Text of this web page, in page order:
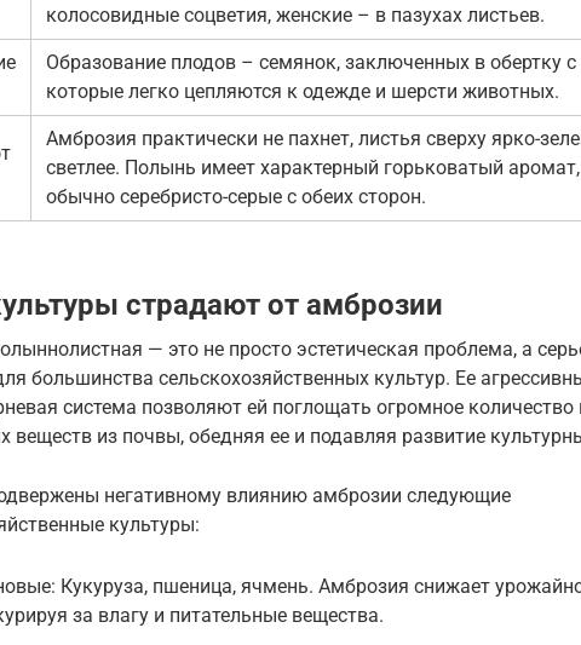
колосовидные соцветия, женские – в пазухах листьев.
Образование плодов – семянок, заключенных в обертку
которые легко цепляются к одежде и шерсти животных.
Амброзия практически не пахнет, листья сверху ярко-
светлее. Полынь имеет характерный горьковатый
обычно серебристо-серые с обеих сторон.
страдают от амброзии
— это не просто эстетическая проблема, а
большинства сельскохозяйственных культур. Ее
система позволяют ей поглощать огромное количество
веществ из почвы, обедняя ее и подавляя развитие
негативному влиянию амброзии следующие
культуры:
Кукуруза, пшеница, ячмень. Амброзия снижает
за влагу и питательные вещества.